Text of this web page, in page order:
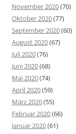
November 2020(70)
Oktober 2020(77)
September 2020(60)
August 2020(67)
Juli 2020(76)
Juni 2020(68)
Mai 2020(74)
April 2020(59)
März 2020(55)
Februar 2020(66)
Januar 2020(61)